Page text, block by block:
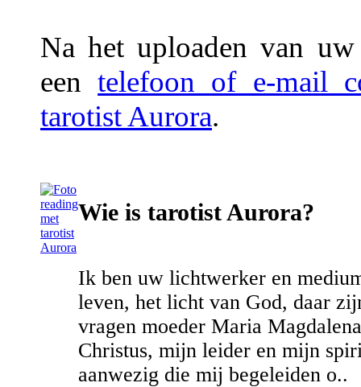
Na het uploaden van
eentelefoon of e-mail
tarotist Aurora.
Wie is tarotist Aurora?
Ik ben uw lichtwerker en
leven, het licht van God, daar
vragen moeder Maria
Christus, mijn leider en mijn
aanwezig die mij begeleiden o..